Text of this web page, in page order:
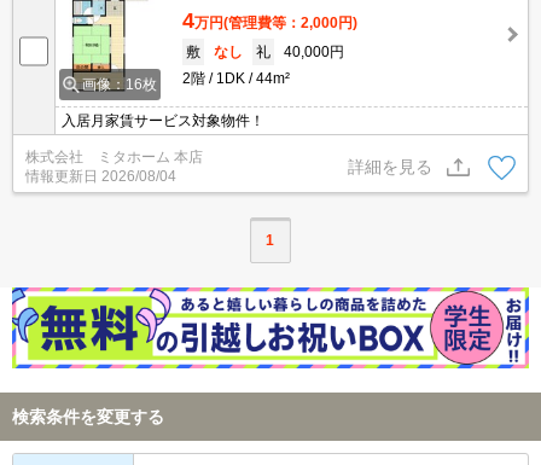
画像：16枚
4万円(管理費等：2,000円)
敷
なし 礼
40,000円
2階
1DK 44m²
入居月家賃サービス対象物件！
株式会社 ミタホーム 本店
情報更新日 2026/08/04
詳細を見る
1
検索条件を変更する